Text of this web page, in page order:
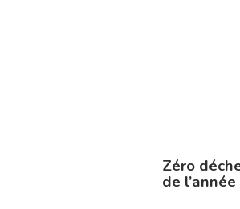
Zéro
de